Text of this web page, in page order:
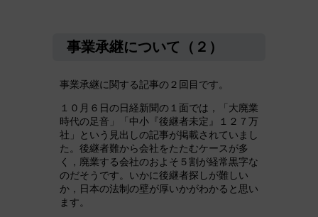
事業承継について（２）
事業承継に関する記事の２回目です。
１０月６日の日経新聞の１面では，「大廃業
時代の足音」「中小『後継者未定』１２７万
社」という見出しの記事が掲載されていまし
た。後継者難から会社をたたむケースが多
く，廃業する会社のおよそ５割が経常黒字な
のだそうです。いかに後継者探しが難しい
か，日本の法制の壁が厚いかがわかると思い
ます。